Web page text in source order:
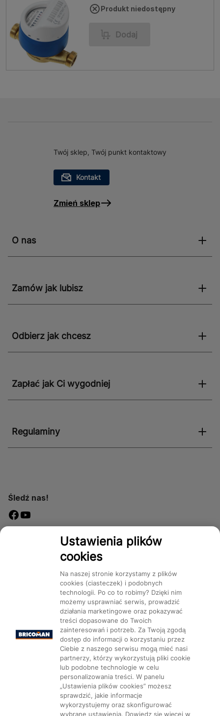
Produkt niedostępny
Dodaj
Twój sklep, Twój punkt kontaktowy
Kontakt
Zmień sklep
O nas
Zamów jak lubisz
Odbierz jak chcesz
Zapłać jak Ci wygodniej
Regulaminy
Śledź nas!
Dostępność
Kategorie Produkty Marki CMS
Ustawienia plików cookie
Ustawienia plików
cookies
Na naszej stronie korzystamy z plików
cookies (ciasteczek) i podobnych
technologii. Po co to robimy? Dzięki nim
możemy usprawniać serwis, prowadzić
działania marketingowe oraz pokazywać
treści dopasowane do Twoich
zainteresowań i potrzeb. Za Twoją zgodą
dostęp do informacji o korzystaniu przez
Ciebie z naszego serwisu mogą mieć nasi
partnerzy, którzy wykorzystują pliki cookie
lub podobne technologie w celu
personalizowania treści. W panelu
„Ustawienia plików cookies” możesz
sprawdzić, jakie informacje
wykorzystujemy oraz skonfigurować
wybrane ustawienia. Dowiedz się więcej w